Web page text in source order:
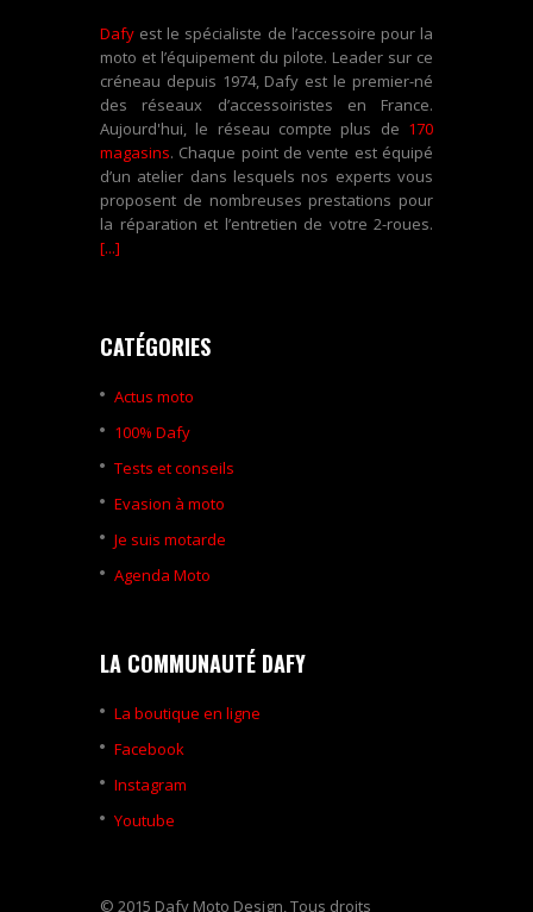
Dafy est le spécialiste de l’accessoire pour la
moto et l’équipement du pilote. Leader sur ce
créneau depuis 1974, Dafy est le premier-né
des réseaux d’accessoiristes en France.
Aujourd'hui, le réseau compte plus de 170
magasins. Chaque point de vente est équipé
d’un atelier dans lesquels nos experts vous
proposent de nombreuses prestations pour
la réparation et l’entretien de votre 2-roues.
[...]
CATÉGORIES
Actus moto
100% Dafy
Tests et conseils
Evasion à moto
Je suis motarde
Agenda Moto
LA COMMUNAUTÉ DAFY
La boutique en ligne
Facebook
Instagram
Youtube
© 2015 Dafy Moto Design, Tous droits